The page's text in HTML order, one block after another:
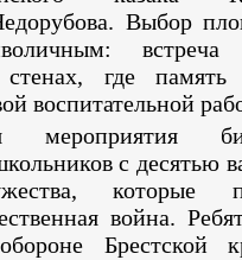
Выбор
встреча
где память
воспитательной
с десятью
которые
война.
Брестской